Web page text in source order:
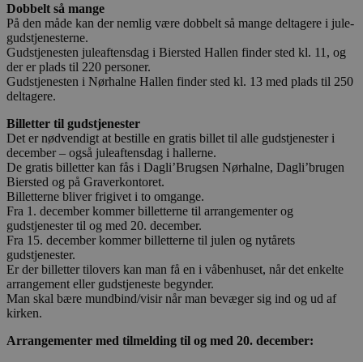
Dobbelt så mange
På den måde kan der nemlig være dobbelt så mange deltagere i jule-
gudstjenesterne.
Gudstjenesten juleaftensdag i Biersted Hallen finder sted kl. 11, og
der er plads til 220 personer.
Gudstjenesten i Nørhalne Hallen finder sted kl. 13 med plads til 250
deltagere.
Billetter til gudstjenester
Det er nødvendigt at bestille en gratis billet til alle gudstjenester i
december – også juleaftensdag i hallerne.
De gratis billetter kan fås i Dagli’Brugsen Nørhalne, Dagli’brugen
Biersted og på Graverkontoret.
Billetterne bliver frigivet i to omgange.
Fra 1. december kommer billetterne til arrangementer og
gudstjenester til og med 20. december.
Fra 15. december kommer billetterne til julen og nytårets
gudstjenester.
Er der billetter tilovers kan man få en i våbenhuset, når det enkelte
arrangement eller gudstjeneste begynder.
Man skal bære mundbind/visir når man bevæger sig ind og ud af
kirken.
Arrangementer med tilmelding til og med 20. december: